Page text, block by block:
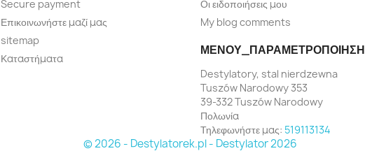
Secure payment
Επικοινωνήστε μαζί μας
sitemap
Καταστήματα
Οι ειδοποιήσεις μου
My blog comments
ΜΕΝΟΎ_ΠΑΡΑΜΕΤΡΟΠΟΊΗΣΗ
Destylatory, stal nierdzewna
Tuszów Narodowy 353
39-332 Tuszów Narodowy
Πολωνία
Τηλεφωνήστε μας: 519113134
© 2026 - Destylatorek.pl - Destylator 2026